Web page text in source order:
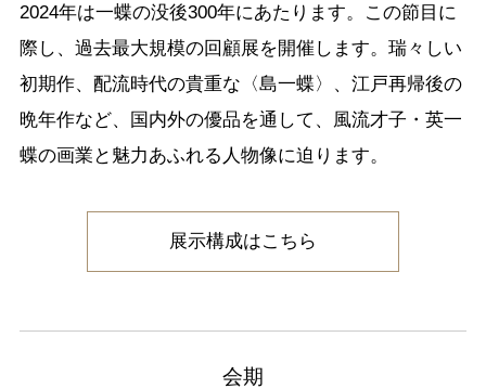
2024年は一蝶の没後300年にあたります。この節目に
際し、過去最大規模の回顧展を開催します。瑞々しい
初期作、配流時代の貴重な〈島一蝶〉、江戸再帰後の
晩年作など、国内外の優品を通して、風流才子・英一
蝶の画業と魅力あふれる人物像に迫ります。
展示構成はこちら
会期